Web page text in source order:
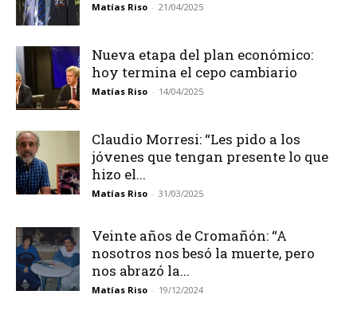
Matías Riso - 21/04/2025
Nueva etapa del plan económico:
hoy termina el cepo cambiario
Matías Riso - 14/04/2025
Claudio Morresi: “Les pido a los
jóvenes que tengan presente lo que
hizo el...
Matías Riso - 31/03/2025
Veinte años de Cromañón: “A
nosotros nos besó la muerte, pero
nos abrazó la...
Matías Riso - 19/12/2024